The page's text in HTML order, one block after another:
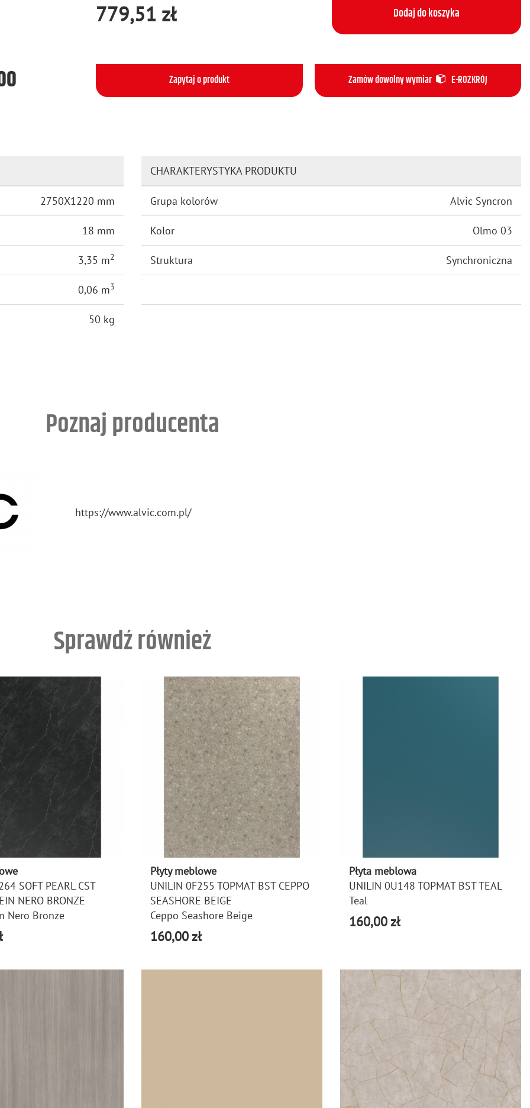
779,51 zł Dodaj do koszyka
Zapytaj o produkt Zamów dowolny wymiar E-ROZKRÓJ
2750X1220 mm
18 mm
3,35 m2
0,06 m3
50 kg
CHARAKTERYSTYKA PRODUKTU
Grupa kolorów Alvic Syncron
Kolor Olmo 03
Struktura Synchroniczna
Poznaj producenta
https://​www.​alvic.​com.​pl/
Sprawdź również
SOFT PEARL CST
NERO BRONZE
Nero Bronze
Płyty meblowe
UNILIN 0F255 TOPMAT BST CEPPO
SEASHORE BEIGE
Ceppo Seashore Beige
160,00 zł
Płyta meblowa
UNILIN 0U148 TOPMAT BST TEAL
Teal
160,00 zł